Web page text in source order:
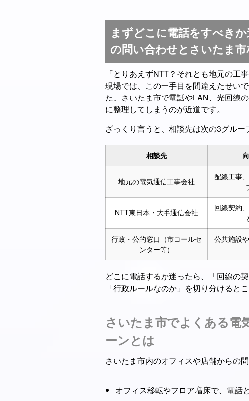
まずどこに電話をすべき
の問い合わせとさいたま
「とりあえずNTT？それとも地元の工
現場では、この一手目を間違えたせい
た。さいたま市で電話やLAN、光回線の
に整理してしまうのが近道です。
ざっくり言うと、相談先は次の3グルー
相談先
地元の電気通信工事会社
配線工事
NTT東日本・大手通信会社
回線契約
行政・公的窓口（市コールセ
ンター等）
公共施設
どこに電話するか迷ったら、「回線の
「行政ルールなのか」を切り分けると
さいたま市でよくある電
ーンとは
さいたま市内のオフィスや店舗からの
オフィス移転やフロア増床で、電話